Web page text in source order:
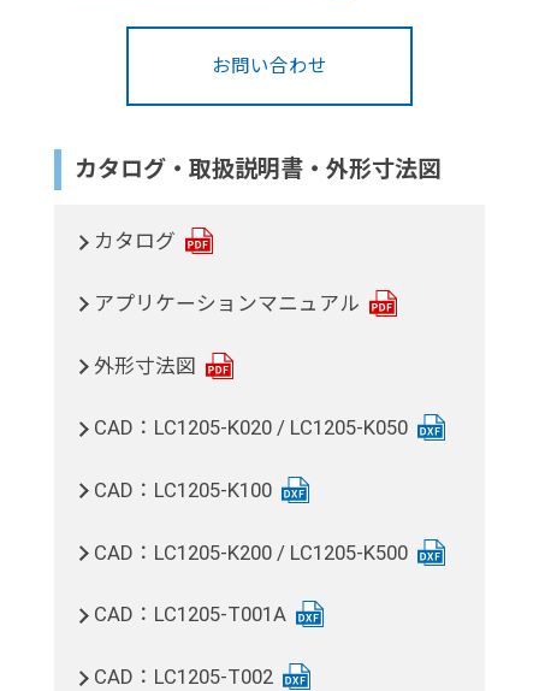
お問い合わせ
カタログ・取扱説明書・外形寸法図
カタログ
アプリケーションマニュアル
外形寸法図
CAD：LC1205-K020 / LC1205-K050
CAD：LC1205-K100
CAD：LC1205-K200 / LC1205-K500
CAD：LC1205-T001A
CAD：LC1205-T002